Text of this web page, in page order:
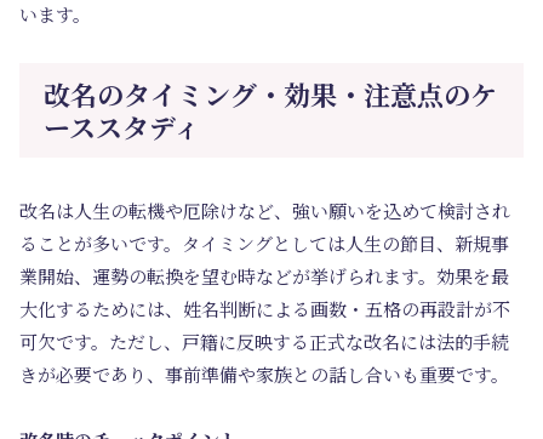
います。
改名のタイミング・効果・注意点のケ
ーススタディ
改名は人生の転機や厄除けなど、強い願いを込めて検討され
ることが多いです。タイミングとしては人生の節目、新規事
業開始、運勢の転換を望む時などが挙げられます。効果を最
大化するためには、姓名判断による画数・五格の再設計が不
可欠です。ただし、戸籍に反映する正式な改名には法的手続
きが必要であり、事前準備や家族との話し合いも重要です。